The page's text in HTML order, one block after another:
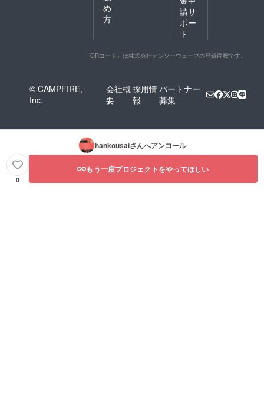
め
方
請サ
ポー
ト
「QRコード」は株式会社デンソーウェーブの登録商標です。
© CAMPFIRE,
Inc.
会社概
要
採用情
報
パートナー
募集
hankousaiさんへアンコール
0
もう一度プロジェクトをやってほしい